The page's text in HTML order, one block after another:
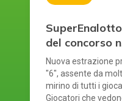
del concorso
agosto 2026
Nuova estrazione
"6", assente da
mirino di tutti i
Giocatori che